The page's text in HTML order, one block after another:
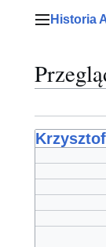
Menu
Historia